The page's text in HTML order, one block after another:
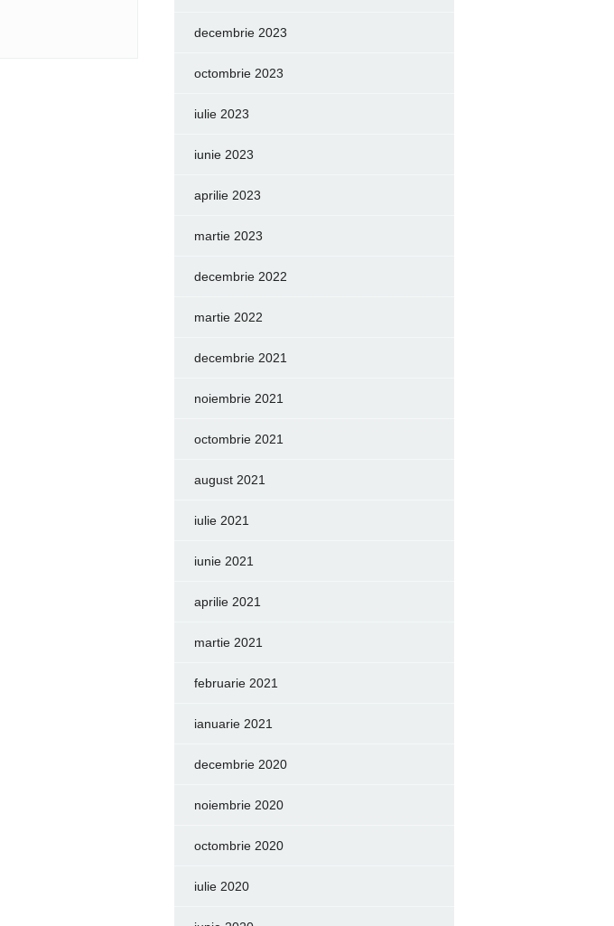
decembrie 2023
octombrie 2023
iulie 2023
iunie 2023
aprilie 2023
martie 2023
decembrie 2022
martie 2022
decembrie 2021
noiembrie 2021
octombrie 2021
august 2021
iulie 2021
iunie 2021
aprilie 2021
martie 2021
februarie 2021
ianuarie 2021
decembrie 2020
noiembrie 2020
octombrie 2020
iulie 2020